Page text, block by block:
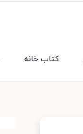
کتاب خانه